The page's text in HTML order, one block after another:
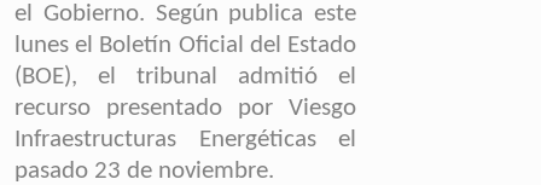
el Gobierno. Según publica este
lunes el Boletín Oficial del Estado
(BOE), el tribunal admitió el
recurso presentado por Viesgo
Infraestructuras Energéticas el
pasado 23 de noviembre.